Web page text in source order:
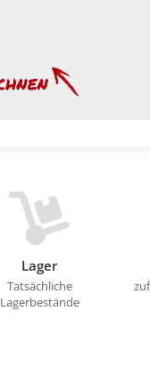
Lager
Tatsächliche
Lagerbestände